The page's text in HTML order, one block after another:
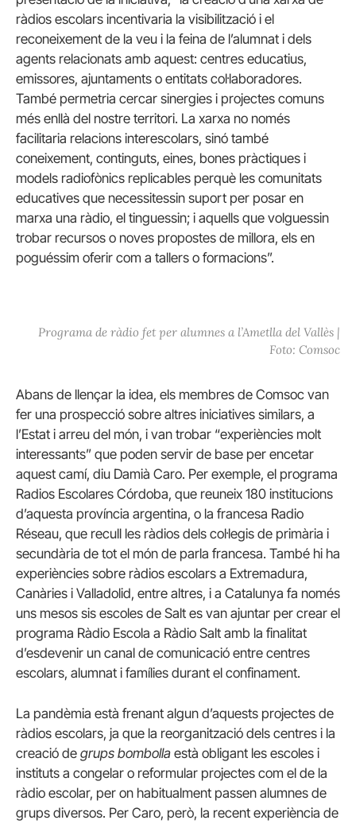
ràdios escolars incentivaria la visibilització i el
reconeixement de la veu i la feina de l’alumnat i dels
agents relacionats amb aquest: centres educatius,
emissores, ajuntaments o entitats col·laboradores.
També permetria cercar sinergies i projectes comuns
més enllà del nostre territori. La xarxa no només
facilitaria relacions interescolars, sinó també
coneixement, continguts, eines, bones pràctiques i
models radiofònics replicables perquè les comunitats
educatives que necessitessin suport per posar en
marxa una ràdio, el tinguessin; i aquells que volguessin
trobar recursos o noves propostes de millora, els en
poguéssim oferir com a tallers o formacions”.
Programa de ràdio fet per alumnes a l’Ametlla del Vallès |
Foto: Comsoc
Abans de llençar la idea, els membres de Comsoc van
fer una prospecció sobre altres iniciatives similars, a
l’Estat i arreu del món, i van trobar “experiències molt
interessants” que poden servir de base per encetar
aquest camí, diu Damià Caro. Per exemple, el programa
Radios Escolares Córdoba, que reuneix 180 institucions
d’aquesta província argentina, o la francesa Radio
Réseau, que recull les ràdios dels col·legis de primària i
secundària de tot el món de parla francesa. També hi ha
experiències sobre ràdios escolars a Extremadura,
Canàries i Valladolid, entre altres, i a Catalunya fa només
uns mesos sis escoles de Salt es van ajuntar per crear el
programa Ràdio Escola a Ràdio Salt amb la finalitat
d’esdevenir un canal de comunicació entre centres
escolars, alumnat i famílies durant el confinament.
La pandèmia està frenant algun d’aquests projectes de
ràdios escolars, ja que la reorganització dels centres i la
creació de grups bombolla està obligant les escoles i
instituts a congelar o reformular projectes com el de la
ràdio escolar, per on habitualment passen alumnes de
grups diversos. Per Caro, però, la recent experiència de